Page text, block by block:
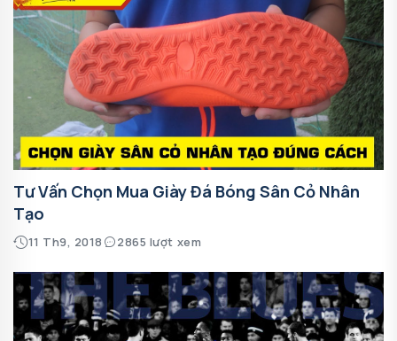
Tư Vấn Chọn Mua Giày Đá Bóng Sân Cỏ Nhân
Tạo
11 Th9, 2018 2865 lượt xem